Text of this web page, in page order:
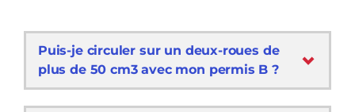
Puis-je circuler sur un deux-roues de
plus de 50 cm3 avec mon permis B ?